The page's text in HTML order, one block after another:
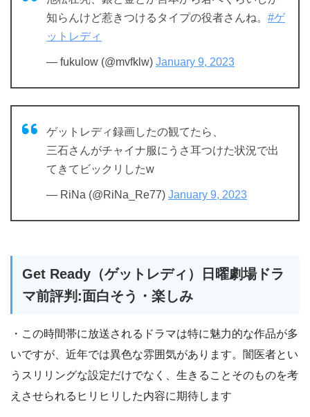
知らんけど惹きつけるタイプの役者さんね。 #ゲ
ットレディ
— fukulow (@mvfklw) January 9, 2023
ゲットレディ録画したの観てたら、
三石さんがチャイナ服にうさ耳つけた状況で出
てきてビックリしたw
— RiNa (@RiNa_Re77) January 9, 2023
Get Ready（ゲットレディ）日曜劇場ドラ
マ前評判:面白そう・楽しみ
・この時間帯に放送されるドラマは特に魅力的な作品が多
いですが、近年では異色な雰囲気があります。闇医者とい
うスリリングな設定だけでなく、生きることそのものを考
えさせられるヒリヒリした内容に期待します